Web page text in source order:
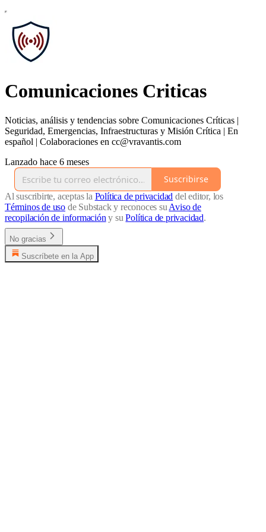
Comunicaciones Criticas
Noticias, análisis y tendencias sobre Comunicaciones Críticas |
Seguridad, Emergencias, Infraestructuras y Misión Crítica | En
español | Colaboraciones en cc@vravantis.com
Lanzado hace 6 meses
Suscribirse
Al suscribirte, aceptas la Política de privacidad del editor, los
Términos de uso de Substack y reconoces su Aviso de
recopilación de información y suPolítica de privacidad.
No gracias
Suscríbete en la App